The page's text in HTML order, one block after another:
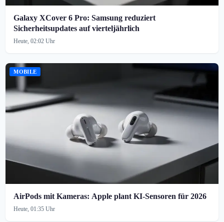
Galaxy XCover 6 Pro: Samsung reduziert
Sicherheitsupdates auf vierteljährlich
Heute, 02:02 Uhr
MOBILE
AirPods mit Kameras: Apple plant KI-Sensoren für 2026
Heute, 01:35 Uhr